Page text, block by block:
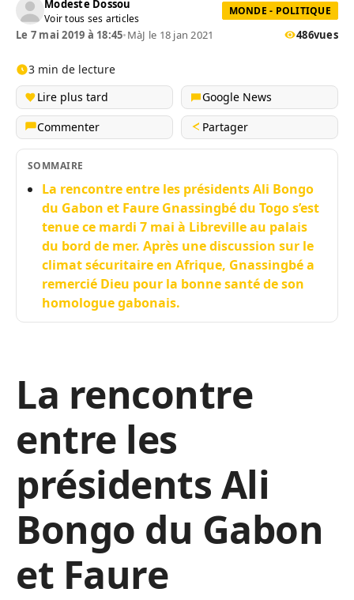
Modeste Dossou
Voir tous ses articles
MONDE - POLITIQUE
Le 7 mai 2019 à 18:45•MàJ le 18 jan 2021 486vues
3 min de lecture
Lire plus tard
Google News
Commenter
Partager
SOMMAIRE
La rencontre entre les présidents Ali Bongo
du Gabon et Faure Gnassingbé du Togo s’est
tenue ce mardi 7 mai à Libreville au palais
du bord de mer. Après une discussion sur le
climat sécuritaire en Afrique, Gnassingbé a
remercié Dieu pour la bonne santé de son
homologue gabonais.
La rencontre
entre les
présidents Ali
Bongo du Gabon
et Faure